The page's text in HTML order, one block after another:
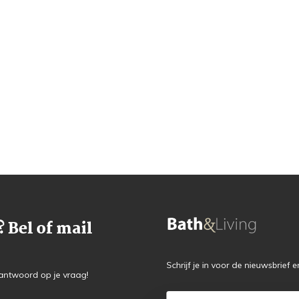
Bel of mail
op je vraag!
Schrijf je in voor de nieuwsbrief